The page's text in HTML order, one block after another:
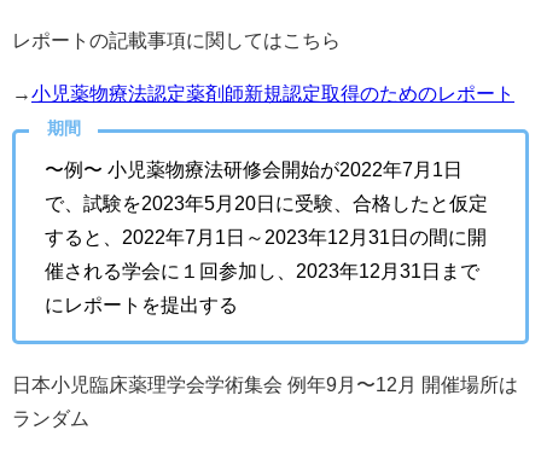
レポートの記載事項に関してはこちら
→小児薬物療法認定薬剤師新規認定取得のためのレポート
期間
〜例〜 小児薬物療法研修会開始が2022年7月1日
で、試験を2023年5月20日に受験、合格したと仮定
すると、2022年7月1日～2023年12月31日の間に開
催される学会に１回参加し、2023年12月31日まで
にレポートを提出する
日本小児臨床薬理学会学術集会 例年9月〜12月 開催場所は
ランダム